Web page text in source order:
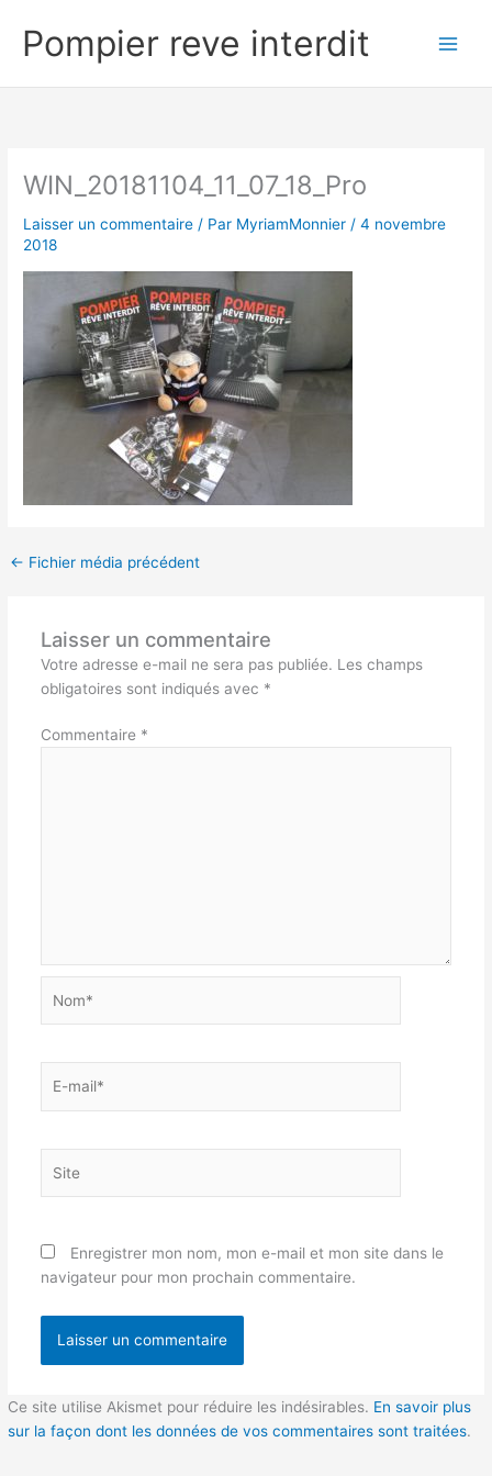
contenu
Pompier reve interdit
WIN_20181104_11_07_18_Pro
Laisser un commentaire / Par MyriamMonnier /4 novembre
2018
← Fichier média précédent
Laisser un commentaire
Votre adresse e-mail ne sera pas publiée. Les champs
obligatoires sont indiqués avec *
Commentaire *
mail*
Enregistrer mon nom, mon e-mail et mon site dans le
navigateur pour mon prochain commentaire.
Ce site utilise Akismet pour réduire les indésirables. En savoir plus
sur la façon dont les données de vos commentaires sont traitées.